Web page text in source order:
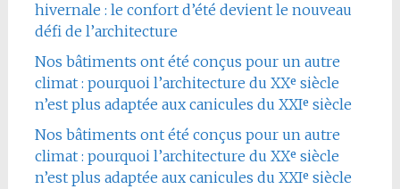
hivernale : le confort d’été devient le nouveau
défi de l’architecture
Nos bâtiments ont été conçus pour un autre
climat : pourquoi l’architecture du XXᵉ siècle
n’est plus adaptée aux canicules du XXIᵉ siècle
Nos bâtiments ont été conçus pour un autre
climat : pourquoi l’architecture du XXᵉ siècle
n’est plus adaptée aux canicules du XXIᵉ siècle